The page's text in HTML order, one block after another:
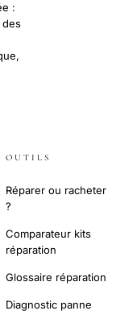
:
des
OUTILS
Réparer ou racheter
?
Comparateur kits
réparation
Glossaire réparation
Diagnostic panne